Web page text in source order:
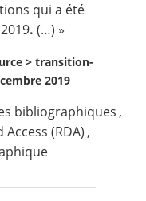
qui a été
. (…) »
> transition-
2019
bibliographiques ,
(RDA) ,